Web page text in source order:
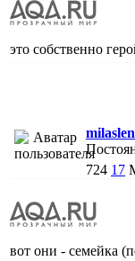
это собственно
724 17
вот они - семейка